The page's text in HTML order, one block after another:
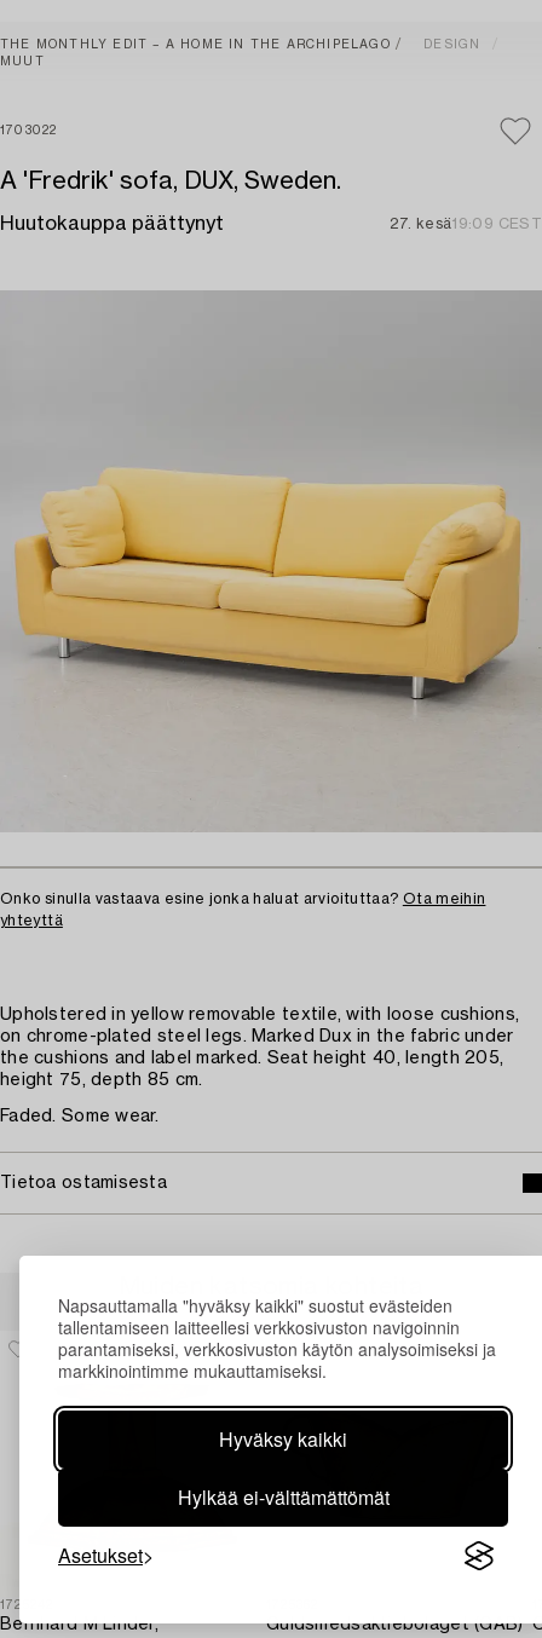
Napsauttamalla "hyväksy kaikki" suostut evästeiden
tallentamiseen laitteellesi verkkosivuston navigoinnin
parantamiseksi, verkkosivuston käytön analysoimiseksi ja
markkinointimme mukauttamiseksi.
Hyväksy kaikki
Hylkää ei-välttämättömät
Asetukset
THE MONTHLY EDIT – A HOME IN THE ARCHIPELAGO
DESIGN
MUUT
1703022
A 'Fredrik' sofa, DUX, Sweden.
Huutokauppa päättynyt 27. kesä19:09 CEST
Onko sinulla vastaava esine jonka haluat arvioituttaa? Ota meihin
yhteyttä
Upholstered in yellow removable textile, with loose cushions,
on chrome-plated steel legs. Marked Dux in the fabric under
the cushions and label marked. Seat height 40, length 205,
height 75, depth 85 cm.
Faded. Some wear.
Tietoa ostamisesta
1725242
Bernhard M Linder, Guldsmedsaktiebolaget (GAB)